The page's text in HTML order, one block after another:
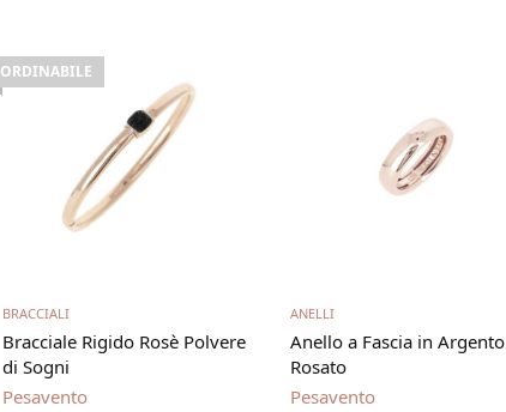
ORDINABILE
BRACCIALI
Bracciale Rigido Rosè Polvere
di Sogni
Pesavento
ANELLI
Anello a Fascia in Argento
Rosato
Pesavento